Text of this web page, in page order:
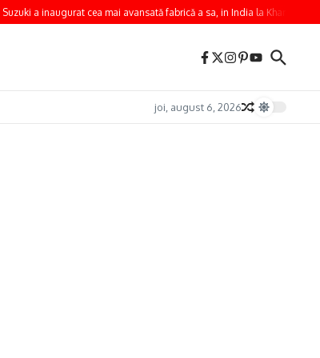
Suzuki a inaugurat cea mai avansată fabrică a sa, in India la Kharkhoda
joi, august 6, 2026